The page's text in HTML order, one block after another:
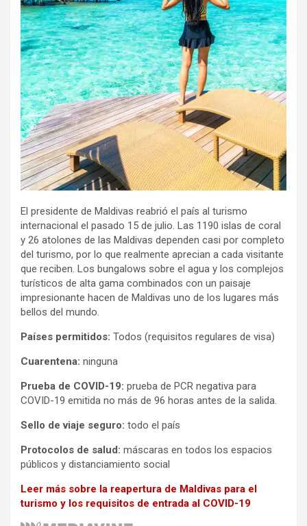
El presidente de Maldivas reabrió el país al turismo
internacional el pasado 15 de julio. Las 1190 islas de coral
y 26 atolones de las Maldivas dependen casi por completo
del turismo, por lo que realmente aprecian a cada visitante
que reciben. Los bungalows sobre el agua y los complejos
turísticos de alta gama combinados con un paisaje
impresionante hacen de Maldivas uno de los lugares más
bellos del mundo.
Países permitidos: Todos (requisitos regulares de visa)
Cuarentena: ninguna
Prueba de COVID-19: prueba de PCR negativa para
COVID-19 emitida no más de 96 horas antes de la salida.
Sello de viaje seguro: todo el país
Protocolos de salud: máscaras en todos los espacios
públicos y distanciamiento social
Leer más sobre la reapertura de Maldivas para el
turismo y los requisitos de entrada al COVID-19